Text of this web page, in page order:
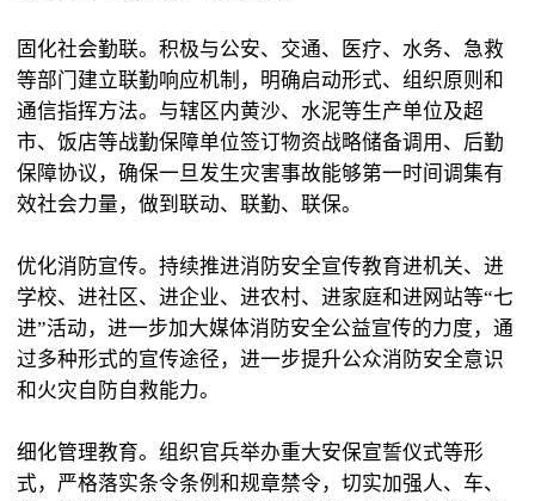
固化社会勤联。积极与公安、交通、医疗、水务、急救
等部门建立联勤响应机制，明确启动形式、组织原则和
通信指挥方法。与辖区内黄沙、水泥等生产单位及超
市、饭店等战勤保障单位签订物资战略储备调用、后勤
保障协议，确保一旦发生灾害事故能够第一时间调集有
效社会力量，做到联动、联勤、联保。
优化消防宣传。持续推进消防安全宣传教育进机关、进
学校、进社区、进企业、进农村、进家庭和进网站等“七
进”活动，进一步加大媒体消防安全公益宣传的力度，通
过多种形式的宣传途径，进一步提升公众消防安全意识
和火灾自防自救能力。
细化管理教育。组织官兵举办重大安保宣誓仪式等形
式，严格落实条令条例和规章禁令，切实加强人、车、